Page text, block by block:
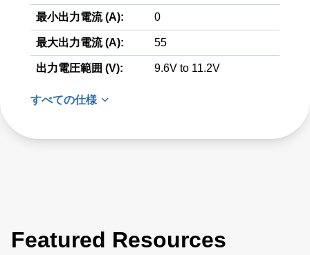
最小出力電流 (A): 0
最大出力電流 (A): 55
出力電圧範囲 (V): 9.6V to 11.2V
すべての仕様
Featured Resources